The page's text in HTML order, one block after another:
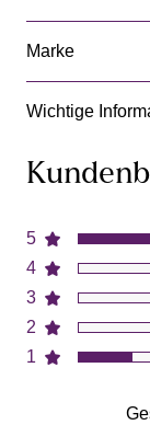
Marke
Wichtige
5
4
3
2
1